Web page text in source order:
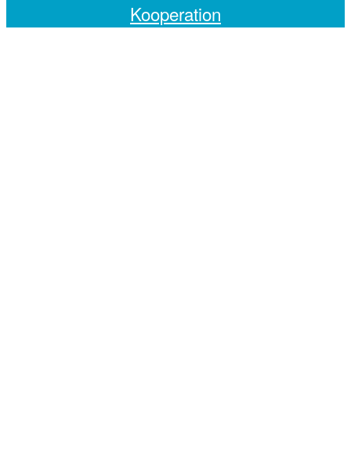
Kooperation